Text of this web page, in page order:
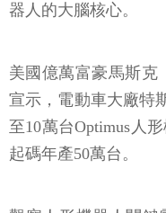
器人的大腦核心。
美國億萬富豪馬斯克
宣示，電動車大廠特
至10萬台Optimus人
起碼年產50萬台。